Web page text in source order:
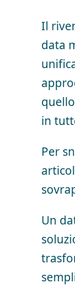
Il
data
in
Per
Un